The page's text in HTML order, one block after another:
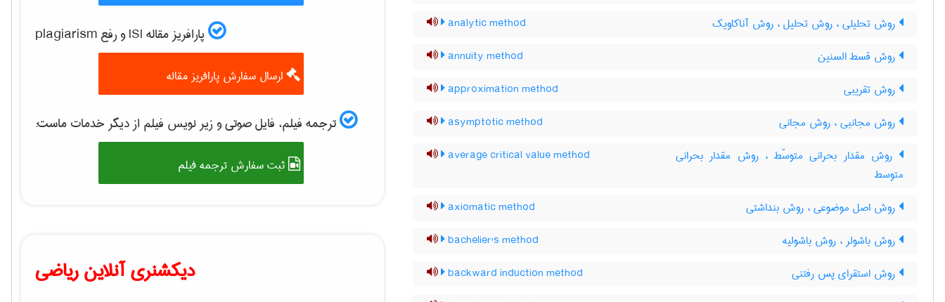
روش تحلیلی ، روش تحلیل ، روش آناکاویک analytic method
روش قسط السنین annuity method
روش تقریبی approximation method
روش مجانبی ، روش مجانی asymptotic method
روش مقدار بحرانی متوسّط ، روش مقدار بحرانی
متوسط
average critical value method
روش اصل موضوعی ، روش بنداشتی axiomatic method
روش باشولر ، روش باشولیه bachelier's method
روش استقرای پس رفتنی backward induction method
پارافریز مقاله ISI و رفع plagiarism
ارسال سفارش پارافریز مقاله
ترجمه فیلم، فایل صوتی و زیر نویس فیلم از دیگر خدمات ماست:
ثبت سفارش ترجمه فیلم
دیکشنری آنلاین ریاضی